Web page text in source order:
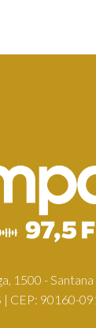
1500 - Santana
CEP: 90160-